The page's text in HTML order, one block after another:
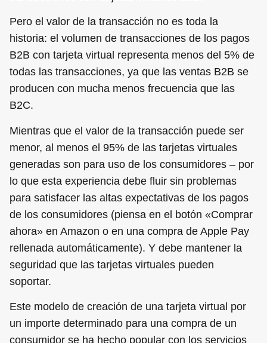
Pero el valor de la transacción no es toda la
historia: el volumen de transacciones de los pagos
B2B con tarjeta virtual representa menos del 5% de
todas las transacciones, ya que las ventas B2B se
producen con mucha menos frecuencia que las
B2C.
Mientras que el valor de la transacción puede ser
menor, al menos el 95% de las tarjetas virtuales
generadas son para uso de los consumidores – por
lo que esta experiencia debe fluir sin problemas
para satisfacer las altas expectativas de los pagos
de los consumidores (piensa en el botón «Comprar
ahora» en Amazon o en una compra de Apple Pay
rellenada automáticamente). Y debe mantener la
seguridad que las tarjetas virtuales pueden
soportar.
Este modelo de creación de una tarjeta virtual por
un importe determinado para una compra de un
consumidor se ha hecho popular con los servicios